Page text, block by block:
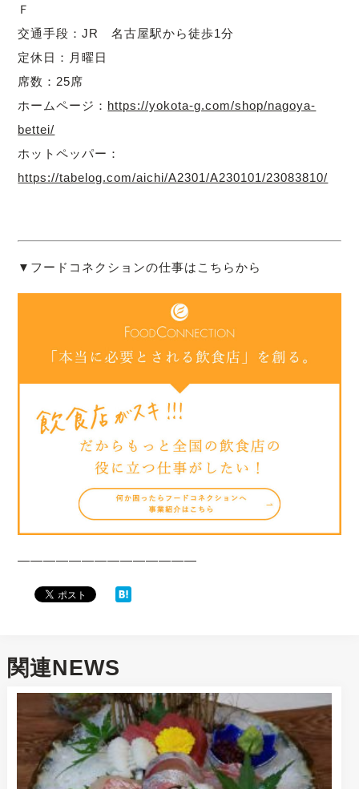
Ｆ
交通手段：JR 名古屋駅から徒歩1分
定休日：月曜日
席数：25席
ホームページ： https://yokota-g.com/shop/nagoya-
bettei/
ホットペッパー：
https://tabelog.com/aichi/A2301/A230101/23083810/
▼フードコネクションの仕事はこちらから
——————————————
関連NEWS